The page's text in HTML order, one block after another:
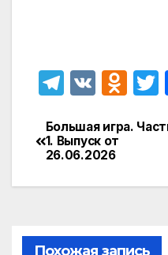
T
e
gr
a
V
O
n
kl
s
по
Большая игра.
1. Выпуск от
26.06.2026
Похожая запись